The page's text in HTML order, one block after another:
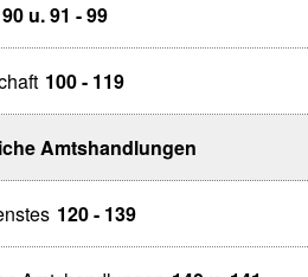
90 u. 91 - 99
100 - 119
Amtshandlungen
120 - 139